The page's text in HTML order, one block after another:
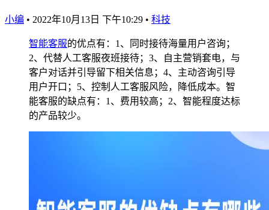
小编 • 2022年10月13日 下午10:29 • 科技
智能客服的优点有：1、同时接待海量用户咨询；
2、代替人工客服夜班接待；3、自主营销套电，与
客户对话并引导留下相关信息；4、主动咨询引导
用户开口；5、控制人工客服风险，降低成本。智
能客服的缺点有：1、费用较高；2、智能程度达标
的产品较少。